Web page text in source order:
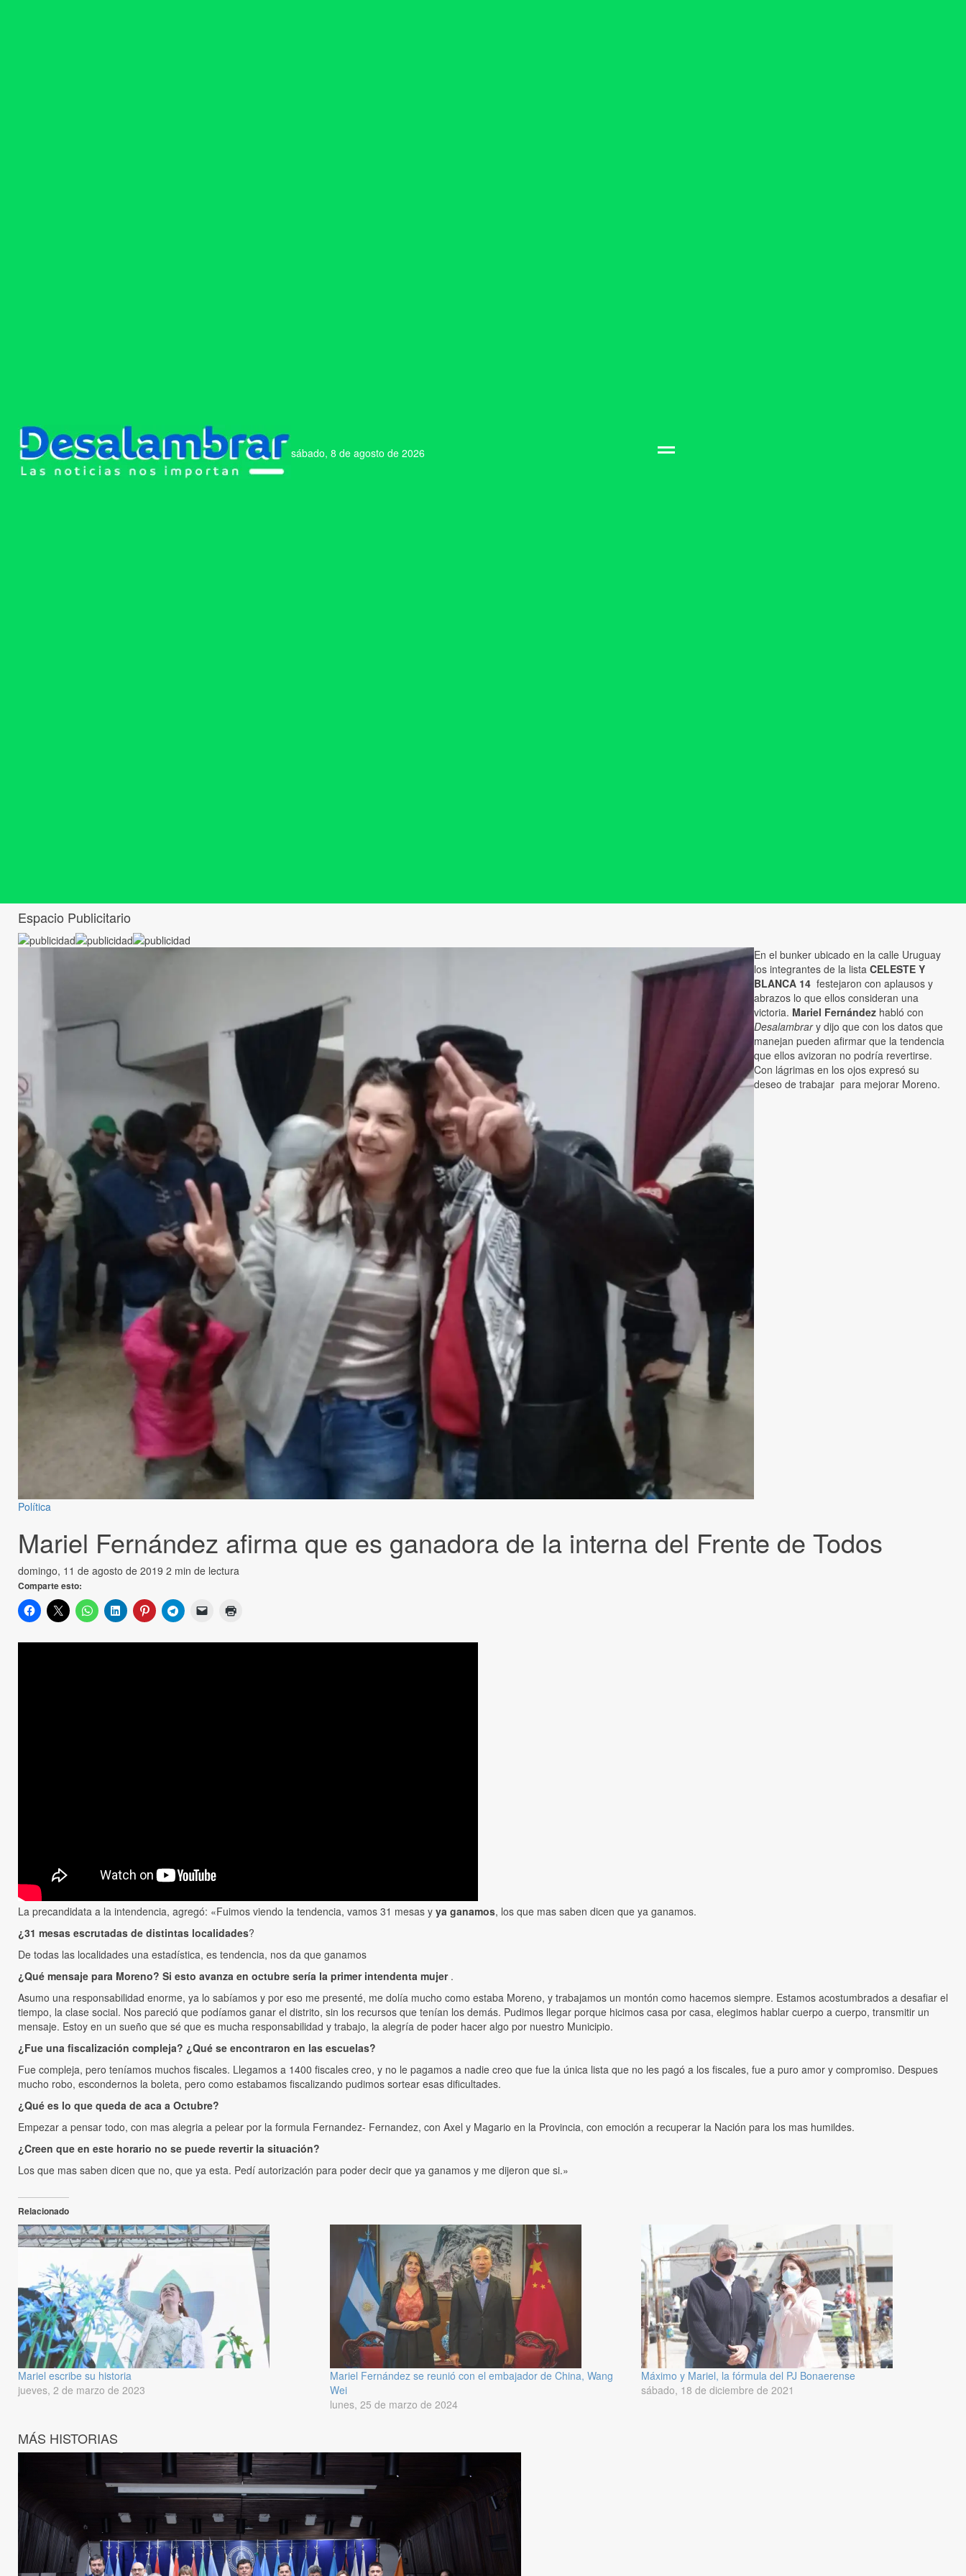
sábado, 8 de agosto de 2026
Espacio Publicitario
Política
Mariel Fernández afirma que es ganadora de la interna del Frente de Todos
domingo, 11 de agosto de 2019 2 min de lectura
Comparte esto:
En el bunker ubicado en la calle Uruguay
los integrantes de la lista CELESTE Y
BLANCA 14 festejaron con aplausos y
abrazos lo que ellos consideran una
victoria. Mariel Fernández habló con
Desalambrary dijo que con los datos que
manejan pueden afirmar que la tendencia
que ellos avizoran no podría revertirse.
Con lágrimas en los ojos expresó su
deseo de trabajar para mejorar Moreno.
La precandidata a la intendencia, agregó: «Fuimos viendo la tendencia, vamos 31 mesas y ya ganamos, los que mas saben dicen que ya ganamos.
¿31 mesas escrutadas de distintas localidades?
De todas las localidades una estadística, es tendencia, nos da que ganamos
¿Qué mensaje para Moreno? Si esto avanza en octubre sería la primer intendenta mujer.
Asumo una responsabilidad enorme, ya lo sabíamos y por eso me presenté, me dolía mucho como estaba Moreno, y trabajamos un montón como hacemos siempre. Estamos acostumbrados a desafiar el
tiempo, la clase social. Nos pareció que podíamos ganar el distrito, sin los recursos que tenían los demás. Pudimos llegar porque hicimos casa por casa, elegimos hablar cuerpo a cuerpo, transmitir un
mensaje. Estoy en un sueño que sé que es mucha responsabilidad y trabajo, la alegría de poder hacer algo por nuestro Municipio.
¿Fue una fiscalización compleja? ¿Qué se encontraron en las escuelas?
Fue compleja, pero teníamos muchos fiscales. Llegamos a 1400 fiscales creo, y no le pagamos a nadie creo que fue la única lista que no les pagó a los fiscales, fue a puro amor y compromiso. Despues
mucho robo, escondernos la boleta, pero como estabamos fiscalizando pudimos sortear esas dificultades.
¿Qué es lo que queda de aca a Octubre?
Empezar a pensar todo, con mas alegria a pelear por la formula Fernandez- Fernandez, con Axel y Magario en la Provincia, con emoción a recuperar la Nación para los mas humildes.
¿Creen que en este horario no se puede revertir la situación?
Los que mas saben dicen que no, que ya esta. Pedí autorización para poder decir que ya ganamos y me dijeron que si.»
Relacionado
Mariel escribe su historia
jueves, 2 de marzo de 2023
Mariel Fernández se reunió con el embajador de China, Wang
Wei
lunes, 25 de marzo de 2024
Máximo y Mariel, la fórmula del PJ Bonaerense
sábado, 18 de diciembre de 2021
MÁS HISTORIAS